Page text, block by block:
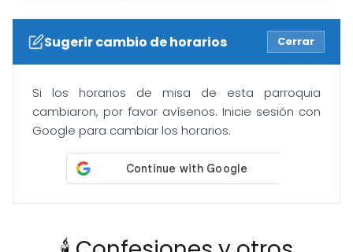
Sugerir cambio de horarios Cerrar
Si los horarios de misa de esta parroquia
cambiaron, por favor avísenos. Inicie sesión con
Google para cambiar los horarios.